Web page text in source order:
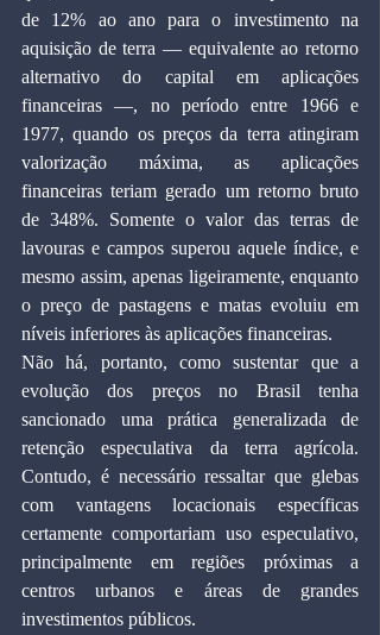
de 12% ao ano para o investimento na
aquisição de terra — equivalente ao retorno
alternativo do capital em aplicações
financeiras —, no período entre 1966 e
1977, quando os preços da terra atingiram
valorização máxima, as aplicações
financeiras teriam gerado um retorno bruto
de 348%. Somente o valor das terras de
lavouras e campos superou aquele índice, e
mesmo assim, apenas ligeiramente, enquanto
o preço de pastagens e matas evoluiu em
níveis inferiores às aplicações financeiras.
Não há, portanto, como sustentar que a
evolução dos preços no Brasil tenha
sancionado uma prática generalizada de
retenção especulativa da terra agrícola.
Contudo, é necessário ressaltar que glebas
com vantagens locacionais específicas
certamente comportariam uso especulativo,
principalmente em regiões próximas a
centros urbanos e áreas de grandes
investimentos públicos.